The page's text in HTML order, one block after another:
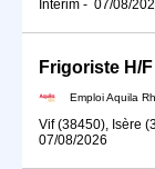
Intérim - 07/08/
Frigoriste H/F
Emploi Aquila Rh
Vif (38450), Isère
07/08/2026